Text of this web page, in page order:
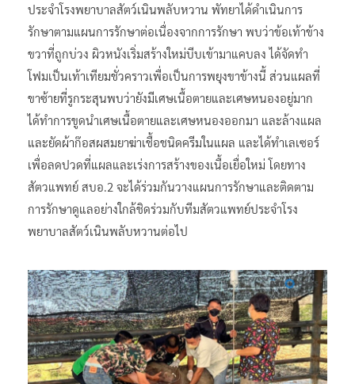
ประจำโรงพยาบาลสัตว์เนินพลับหวาน พัทยาได้ดำเนินการ
รักษาตามแผนการรักษาต่อเนื่องจากการรักษา พบว่าข้อเท้าข้าง
ขวาที่ถูกบ่วง ผิวหนังเริ่มสร้างใหม่บีบเข้ามาแคบลง ได้จัดทำ
โฟมเป็นเท้าเทียมชั่วคราวเพื่อเป็นการพยุงขาข้างนี้ ส่วนแผลที่
ขาซ้ายที่รูกระสุนพบว่ายังมีเศษเนื้อตายและเศษหนองอยู่มาก
ได้ทำการขูดนำเศษเนื้อตายและเศษหนองออกมา และล้างแผล
และยัดผ้าก๊อสผสมยาฆ่าเชื้อชนิดครีมในแผล และได้ทำเลเซอร์
เพื่อลดปวดที่แผลและเร่งการสร้างของเนื้อเยื่อใหม่ โดยทาง
สัตวแพทย์ สบอ.2 จะได้ร่วมกันวางแผนการรักษาและติดตาม
การรักษาดูแลอย่างใกล้ชิดร่วมกับทีมสัตวแพทย์ประจำโรง
พยาบาลสัตว์เนินพลับหวานต่อไป